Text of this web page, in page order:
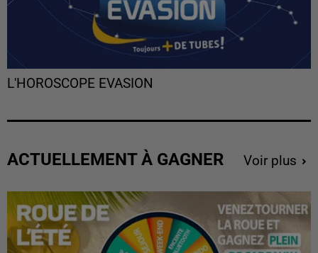
L'HOROSCOPE EVASION
ACTUELLEMENT À GAGNER Voir plus